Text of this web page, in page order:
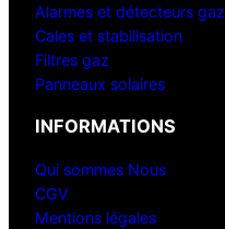
Alarmes et détecteurs gaz
Cales et stabilisation
Filtres gaz
Panneaux solaires
INFORMATIONS
Qui sommes Nous
CGV
Mentions légales